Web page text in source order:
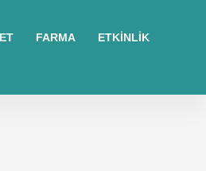
FARMA ETKİNLİK